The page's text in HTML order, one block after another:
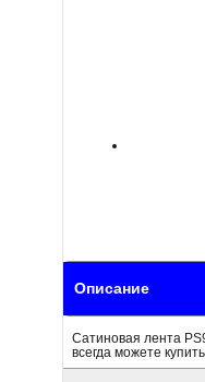
Описание
Сатиновая лента
всегда можете